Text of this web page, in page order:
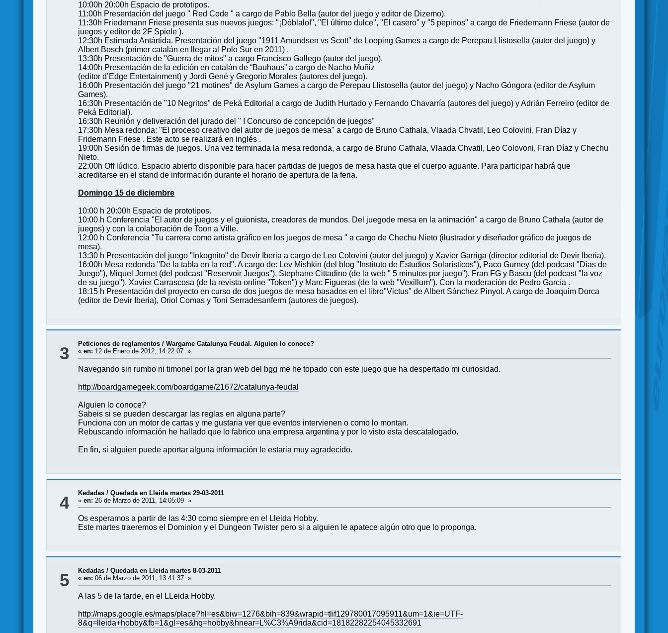
10:00h 20:00h Espacio de prototipos.
11:00h Presentación del juego " Red Code " a cargo de Pablo Bella (autor del juego y editor de Dizemo).
11:30h Friedemann Friese presenta sus nuevos juegos: "¡Dóblalo!", "El último dulce", "El casero" y "5 pepinos" a cargo de Friedemann Friese (autor de
juegos y editor de 2F Spiele ).
12:30h Estimada Antártida. Presentación del juego "1911 Amundsen vs Scott" de Looping Games a cargo de Perepau Llistosella (autor del juego) y
Albert Bosch (primer catalán en llegar al Polo Sur en 2011) .
13:30h Presentación de "Guerra de mitos" a cargo Francisco Gallego (autor del juego).
14:00h Presentación de la edición en catalán de “Bauhaus” a cargo de Nacho Muñiz
(editor d’Edge Entertainment) y Jordi Gené y Gregorio Morales (autores del juego).
16:00h Presentación del juego "21 motines" de Asylum Games a cargo de Perepau Llistosella (autor del juego) y Nacho Góngora (editor de Asylum
Games).
16:30h Presentación de "10 Negritos" de Peká Editorial a cargo de Judith Hurtado y Fernando Chavarría (autores del juego) y Adrián Ferreiro (editor de
Peká Editorial).
16:30h Reunión y deliveración del jurado del " I Concurso de concepción de juegos"
17:30h Mesa redonda: "El proceso creativo del autor de juegos de mesa" a cargo de Bruno Cathala, Vlaada Chvatil, Leo Colovini, Fran Díaz y
Fridemann Friese . Este acto se realizará en inglés .
19:00h Sesión de firmas de juegos. Una vez terminada la mesa redonda, a cargo de Bruno Cathala, Vlaada Chvatil, Leo Colovoni, Fran Díaz y Chechu
Nieto.
22:00h Off lúdico. Espacio abierto disponible para hacer partidas de juegos de mesa hasta que el cuerpo aguante. Para participar habrá que
acreditarse en el stand de información durante el horario de apertura de la feria.
Domingo 15 de diciembre
10:00 h 20:00h Espacio de prototipos.
10:00 h Conferencia "El autor de juegos y el guionista, creadores de mundos. Del juegode mesa en la animación" a cargo de Bruno Cathala (autor de
juegos) y con la colaboración de Toon a Ville.
12:00 h Conferencia "Tu carrera como artista gráfico en los juegos de mesa " a cargo de Chechu Nieto (ilustrador y diseñador gráfico de juegos de
mesa).
13:30 h Presentación del juego "Inkognito" de Devir Iberia a cargo de Leo Colovini (autor del juego) y Xavier Garriga (director editorial de Devir Iberia).
16:00h Mesa redonda "De la tabla en la red". A cargo de: Lev Mishkin (del blog "Instituto de Estudios Solarísticos"), Paco Gurney (del podcast "Días de
Juego"), Miquel Jornet (del podcast "Reservoir Juegos"), Stephane Cittadino (de la web " 5 minutos por juego"), Fran FG y Bascu (del podcast "la voz
de su juego"), Xavier Carrascosa (de la revista online "Token") y Marc Figueras (de la web "Vexillum"). Con la moderación de Pedro García .
18:15 h Presentación del proyecto en curso de dos juegos de mesa basados en el libro"Victus" de Albert Sánchez Pinyol. A cargo de Joaquim Dorca
(editor de Devir Iberia), Oriol Comas y Toni Serradesanferm (autores de juegos).
3 Peticiones de reglamentos /Wargame Catalunya Feudal. Alguien lo conoce?
«en: 12 de Enero de 2012, 14:22:07 »
Navegando sin rumbo ni timonel por la gran web del bgg me he topado con este juego que ha despertado mi curiosidad.
http://boardgamegeek.com/boardgame/21672/catalunya-feudal
Alguien lo conoce?
Sabeis si se pueden descargar las reglas en alguna parte?
Funciona con un motor de cartas y me gustaria ver que eventos intervienen o como lo montan.
Rebuscando información he hallado que lo fabrico una empresa argentina y por lo visto esta descatalogado.
En fin, si alguien puede aportar alguna información le estaria muy agradecido.
4 Kedadas /Quedada en Lleida martes 29-03-2011
«en: 26 de Marzo de 2011, 14:05:09 »
Os esperamos a partir de las 4:30 como siempre en el Lleida Hobby.
Este martes traeremos el Dominion y el Dungeon Twister pero si a alguien le apatece algún otro que lo proponga.
5 Kedadas /Quedada en Lleida martes 8-03-2011
«en: 06 de Marzo de 2011, 13:41:37 »
A las 5 de la tarde, en el LLeida Hobby.
http://maps.google.es/maps/place?hl=es&biw=1276&bih=839&wrapid=tlif129780017095911&um=1&ie=UTF-
8&q=lleida+hobby&fb=1&gl=es&hq=hobby&hnear=L%C3%A9rida&cid=18182282254045332691